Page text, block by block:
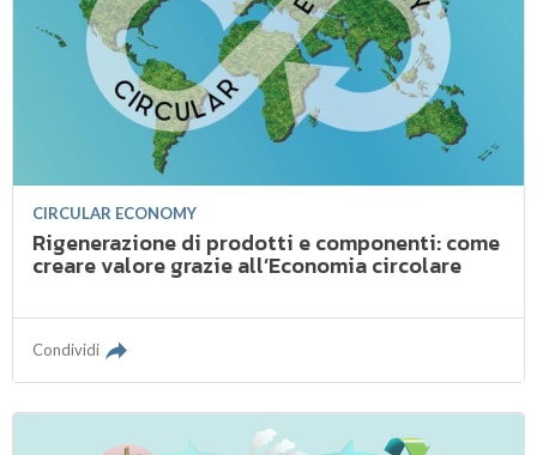
CIRCULAR ECONOMY
Rigenerazione di prodotti e componenti: come
creare valore grazie all’Economia circolare
Condividi